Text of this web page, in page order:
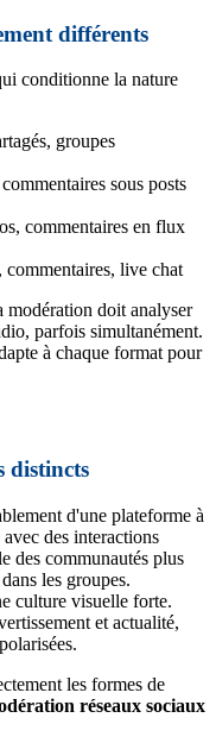
différents
conditionne la nature
groupes
sous posts
commentaires en flux
commentaires, live chat
modération doit analyser
parfois simultanément.
à chaque format pour
distincts
d'une plateforme à
des interactions
des communautés plus
les groupes.
culture visuelle forte.
et actualité,
les formes de
réseaux sociaux